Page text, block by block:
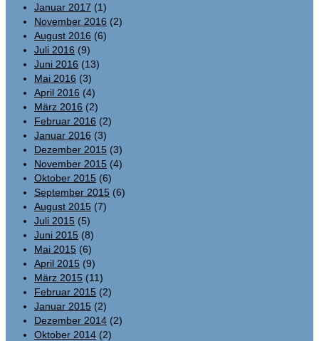
Januar 2017 (1)
November 2016 (2)
August 2016 (6)
Juli 2016 (9)
Juni 2016 (13)
Mai 2016 (3)
April 2016 (4)
März 2016 (2)
Februar 2016 (2)
Januar 2016 (3)
Dezember 2015 (3)
November 2015 (4)
Oktober 2015 (6)
September 2015 (6)
August 2015 (7)
Juli 2015 (5)
Juni 2015 (8)
Mai 2015 (6)
April 2015 (9)
März 2015 (11)
Februar 2015 (2)
Januar 2015 (2)
Dezember 2014 (2)
Oktober 2014 (2)